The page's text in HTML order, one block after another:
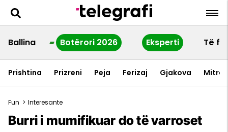
Ballina Botërori 2026 Eksperti Të
Prishtina Prizreni Peja Ferizaj Gjakova
Fun > Interesante
Burri i mumifikuar do të varroset